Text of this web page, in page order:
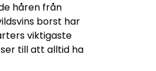
håren från
borst har
viktigaste
till att alltid ha